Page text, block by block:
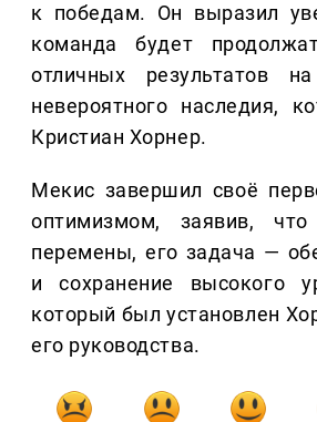
к победам. Он выразил
команда будет
отличных результатов
невероятного наследия,
Кристиан Хорнер.
Мекис завершил своё
оптимизмом, заявив,
перемены, его задача —
и сохранение высокого
который был установлен
его руководства.